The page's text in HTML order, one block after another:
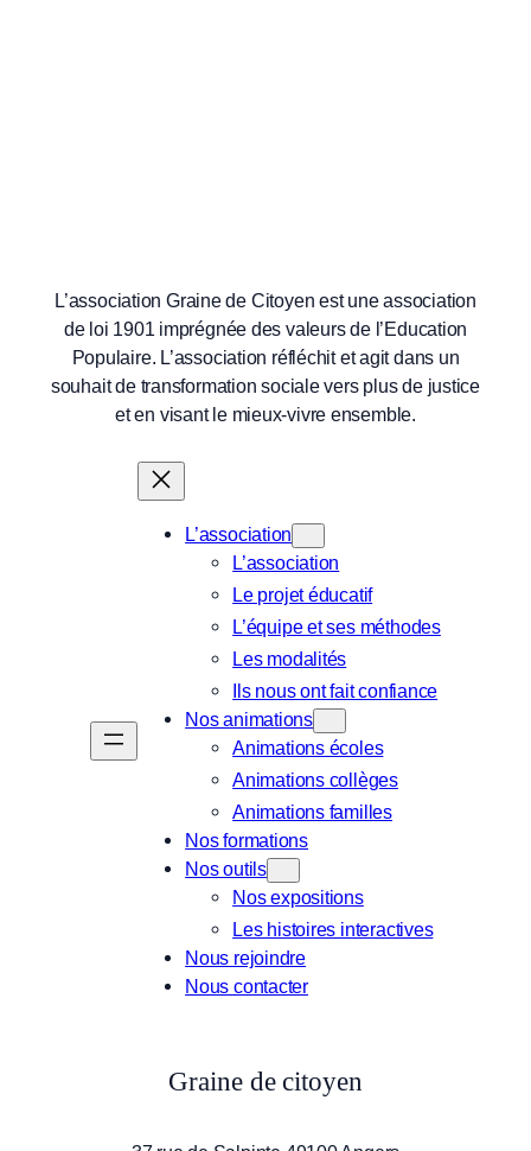
L’association Graine de Citoyen est une association
de loi 1901 imprégnée des valeurs de l’Education
Populaire. L’association réfléchit et agit dans un
souhait de transformation sociale vers plus de justice
et en visant le mieux-vivre ensemble.
L’association
L’association
Le projet éducatif
L’équipe et ses méthodes
Les modalités
Ils nous ont fait confiance
Nos animations
Animations écoles
Animations collèges
Animations familles
Nos formations
Nos outils
Nos expositions
Les histoires interactives
Nous rejoindre
Nous contacter
Graine de citoyen